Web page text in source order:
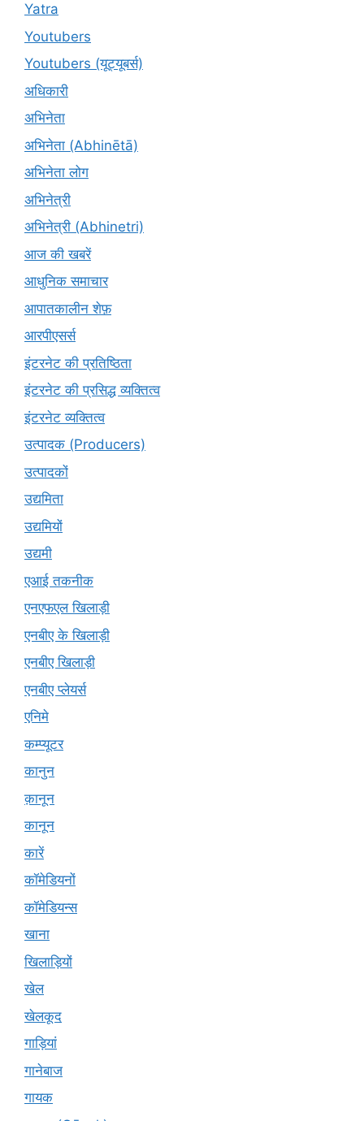
Yatra
Youtubers
Youtubers (यूट्यूबर्स)
अधिकारी
अभिनेता
अभिनेता (Abhinētā)
अभिनेता लोग
अभिनेत्री
अभिनेत्री (Abhinetri)
आज की खबरें
आधुनिक समाचार
आपातकालीन शेफ़
आरपीएसर्स
इंटरनेट की प्रतिष्ठिता
इंटरनेट की प्रसिद्ध व्यक्तित्व
इंटरनेट व्यक्तित्व
उत्पादक (Producers)
उत्पादकों
उद्यमिता
उद्यमियों
उद्यमी
एआई तकनीक
एनएफएल खिलाड़ी
एनबीए के खिलाड़ी
एनबीए खिलाड़ी
एनबीए प्लेयर्स
एनिमे
कम्प्यूटर
कानुन
क़ानून
कानून
कारें
कॉमेडियनों
कॉमेडियन्स
खाना
खिलाड़ियों
खेल
खेलकूद
गाड़ियां
गानेबाज
गायक